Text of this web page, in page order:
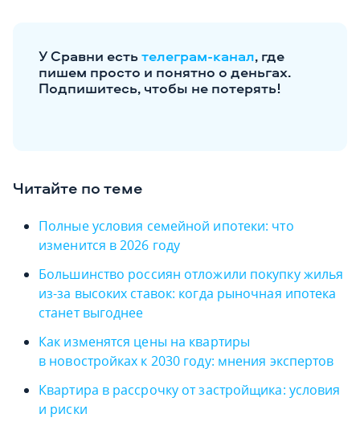
У Сравни естьтелеграм-канал, где
пишем просто и понятно о деньгах.
Подпишитесь, чтобы не потерять!
Читайте по теме
Полные условия семейной ипотеки: что
изменится в 2026 году
Большинство россиян отложили покупку жилья
из-за высоких ставок: когда рыночная ипотека
станет выгоднее
Как изменятся цены на квартиры
в новостройках к 2030 году: мнения экспертов
Квартира в рассрочку от застройщика: условия
и риски